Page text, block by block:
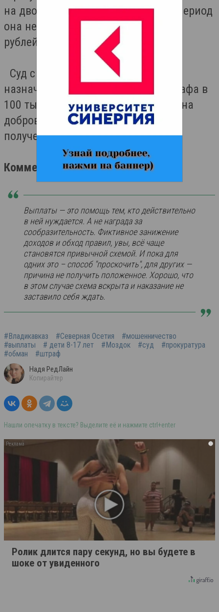
на двоих детей. За определённый период
она незаконно получила 377 тысяч
рублей.
Суд с учётом позиции прокурора
назначил ей наказание в виде штрафа в
100 тысяч рублей. При этом женщина
добровольно вернула все средства,
полученные обманным путём.
Комментарий редакции
Выплаты — это помощь тем, кто действительно
в ней нуждается. А не награда за
сообразительность. Фиктивное занижение
доходов и обход правил, увы, всё чаще
становятся привычной схемой. И пока для
одних это – способ "проскочить", для других —
причина не получить положенное. Хорошо, что
в этом случае схема вскрыта и наказание не
заставило себя ждать.
#Владикавказ #Северная Осетия
#мошенничество
#выплаты
# дети 8-17 лет #Моздок #суд
#прокуратура
#обман
#штраф
Надя РедЛайн
Копирайтер
Нашли опечатку в тексте? Выделите её и нажмите ctrl+enter
i
Ролик длится пару секунд, но вы будете в
шоке от увиденного